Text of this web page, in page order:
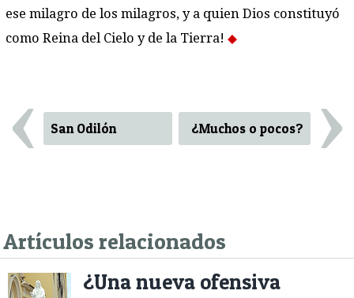
ese milagro de los milagros, y a quien Dios constituyó
como Reina del Cielo y de la Tierra!
‹ San Odilón ¿Muchos o pocos? ›
Artículos relacionados
¿Una nueva ofensiva